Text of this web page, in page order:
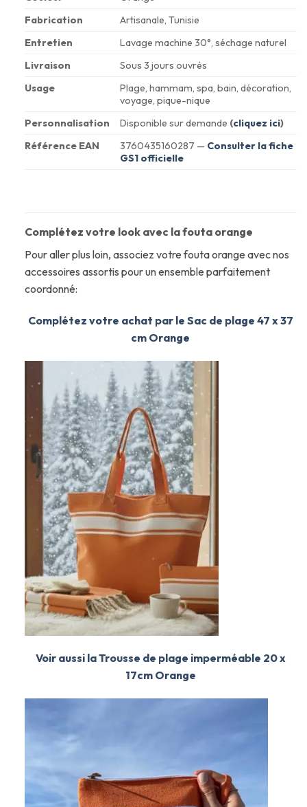
Fabrication
Artisanale, Tunisie
Entretien
Lavage machine 30°, séchage naturel
Livraison
Sous 3 jours ouvrés
Usage
Plage, hammam, spa, bain, décoration,
voyage, pique-nique
Personnalisation
Disponible sur demande (cliquez ici)
Référence EAN
3760435160287 — Consulter la fiche
GS1 officielle
Complétez votre look avec la fouta orange
Pour aller plus loin, associez votre fouta orange avec nos
accessoires assortis pour un ensemble parfaitement
coordonné:
Complétez votre achat par le Sac de plage 47 x 37
cm Orange
Voir aussi la Trousse de plage imperméable 20 x
17cm Orange